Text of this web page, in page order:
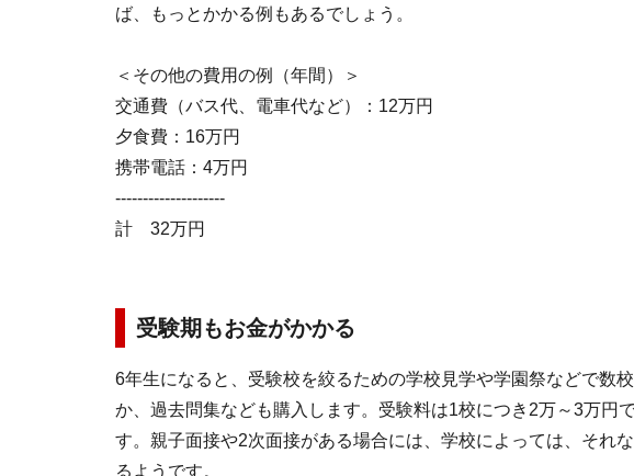
ば、もっとかかる例もあるでしょう。
＜その他の費用の例（年間）＞
交通費（バス代、電車代など）：12万円
夕食費：16万円
携帯電話：4万円
--------------------
計 32万円
受験期もお金がかかる
6年生になると、受験校を絞るための学校見学や学園祭などで数
か、過去問集なども購入します。受験料は1校につき2万～3万円
す。親子面接や2次面接がある場合には、学校によっては、それ
るようです。